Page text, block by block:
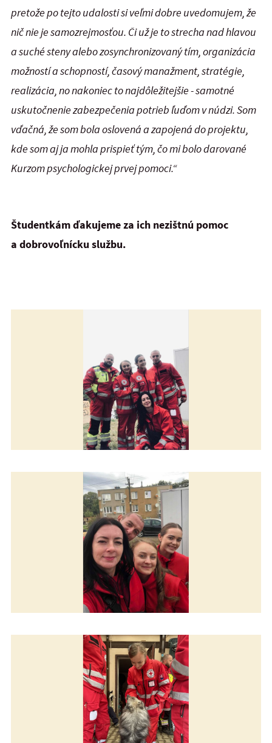
pretože po tejto udalosti si veľmi dobre uvedomujem, že
nič nie je samozrejmosťou. Či už je to strecha nad hlavou
a suché steny alebo zosynchronizovaný tím, organizácia
možností a schopností, časový manažment, stratégie,
realizácia, no nakoniec to najdôležitejšie - samotné
uskutočnenie zabezpečenia potrieb ľuďom v núdzi. Som
vďačná, že som bola oslovená a zapojená do projektu,
kde som aj ja mohla prispieť tým, čo mi bolo darované
Kurzom psychologickej prvej pomoci.“
Študentkám ďakujeme za ich nezištnú pomoc
a dobrovoľnícku službu.